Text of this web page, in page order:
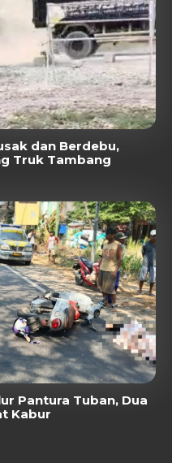
dan Berdebu,
Truk Tambang
Pantura Tuban, Dua
Kabur